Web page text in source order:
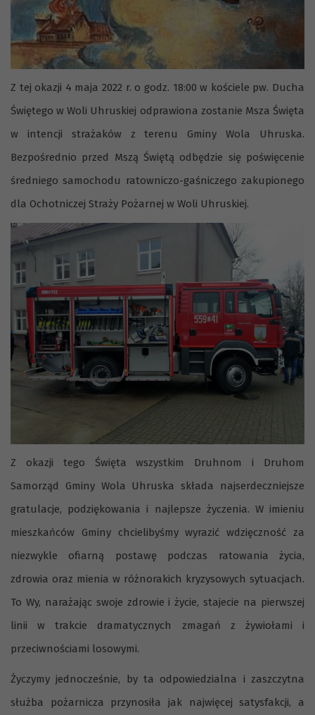
Z tej okazji 4 maja 2022 r. o godz. 18:00 w kościele pw. Ducha
Świętego w Woli Uhruskiej odprawiona zostanie Msza Święta
w intencji strażaków z terenu Gminy Wola Uhruska.
Bezpośrednio przed Mszą Świętą odbędzie się poświęcenie
średniego samochodu ratowniczo-gaśniczego zakupionego
dla Ochotniczej Straży Pożarnej w Woli Uhruskiej.
Z okazji tego Święta wszystkim Druhnom i Druhom
Samorząd Gminy Wola Uhruska składa najserdeczniejsze
gratulacje, podziękowania i najlepsze życzenia. W imieniu
mieszkańców Gminy chcielibyśmy wyrazić wdzięczność za
niezwykle ofiarną postawę podczas ratowania życia,
zdrowia oraz mienia w różnorakich kryzysowych sytuacjach.
To Wy, narażając swoje zdrowie i życie, stajecie na pierwszej
linii w trakcie dramatycznych zmagań z żywiołami i
przeciwnościami losowymi.
Życzymy jednocześnie, by ta odpowiedzialna i zaszczytna
służba pożarnicza przynosiła jak najwięcej satysfakcji, a